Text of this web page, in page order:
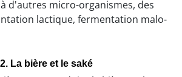
d'autres micro-organismes, des
lactique, fermentation malo-
2. La bière et le saké